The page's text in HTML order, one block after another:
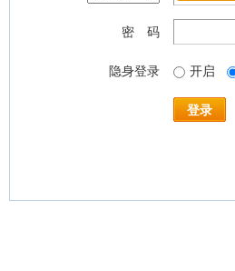
密 码
隐身登录 开启
登录